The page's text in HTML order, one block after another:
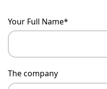
Your Full Name*
The company